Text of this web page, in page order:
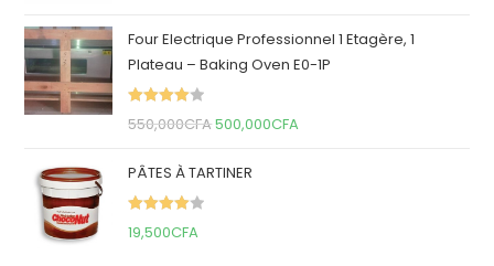
was:
380,000CFA.
is:
350,000CFA.
Four Electrique Professionnel 1 Etagère, 1
Plateau – Baking Oven E0-1P
of 5
550,000CFAOriginal
was:
500,000CFACurrent
PÂTES À TARTINER
19,500CFA